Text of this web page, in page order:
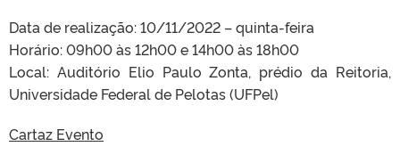
Data de realização: 10/11/2022 – quinta-feira
Horário: 09h00 às 12h00 e 14h00 às 18h00
Local: Auditório Elio Paulo Zonta, prédio da Reitoria,
Universidade Federal de Pelotas (UFPel)
Cartaz Evento